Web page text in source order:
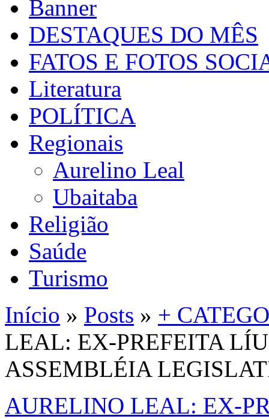
Banner
DESTAQUES DO MÊS
FATOS E FOTOS
Literatura
POLÍTICA
Regionais
Aurelino Leal
Ubaitaba
Religião
Saúde
Turismo
Início » Posts » +
LEAL: EX-PREFEITA
ASSEMBLÉIA
AURELINO LEAL: EX-